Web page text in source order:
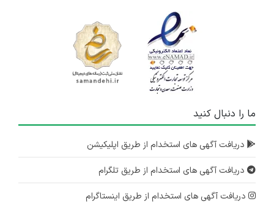
ما را دنبال کنید
دریافت آگهی های استخدام از طریق اپلیکیشن
دریافت آگهی های استخدام از طریق تلگرام
دریافت آگهی های استخدام از طریق اینستاگرام